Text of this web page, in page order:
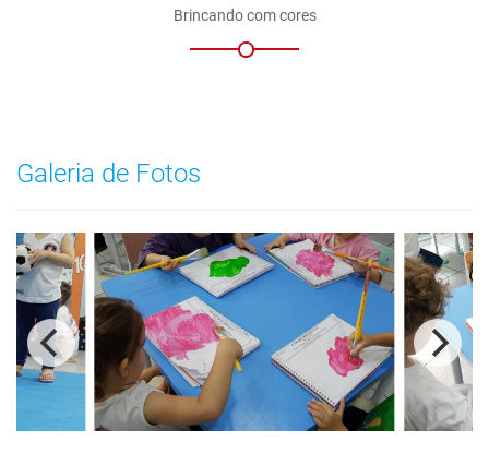
Brincando com cores
Galeria de Fotos